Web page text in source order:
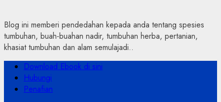
Blog ini memberi pendedahan kepada anda tentang spesies
tumbuhan, buah-buahan nadir, tumbuhan herba, pertanian,
khasiat tumbuhan dan alam semulajadi..
Primary
Menu
Download Ebook di sini
Hubungi
Penafian